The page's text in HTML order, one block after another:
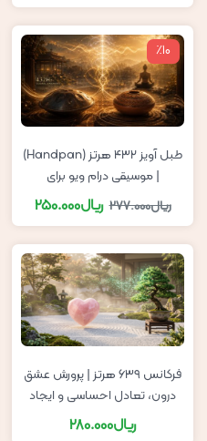
٪10
طبل آویز ۴۳۲ هرتز (Handpan)
| موسیقی درام ویو برای
مدیتیشن، یوگا، آرامش، پاکسازی
هاله و افزایش ارتعاش
ریال277.000 ریال250.000
فرکانس ۶۳۹ هرتز | پرورش عشق
درون، تعادل احساسی و ایجاد
فضای امن ذهنی
ریال280.000